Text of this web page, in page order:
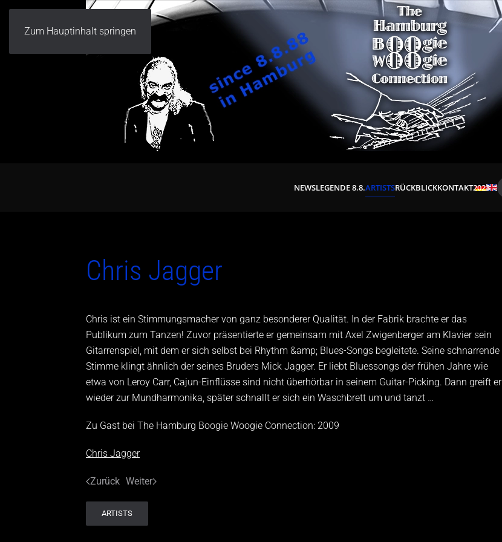
Zum Hauptinhalt springen
NEWSLEGENDE 8.8.ARTISTSRÜCKBLICKKONTAKT2023
Chris Jagger
Chris ist ein Stimmungsmacher von ganz besonderer Qualität. In der Fabrik brachte er das
Publikum zum Tanzen! Zuvor präsentierte er gemeinsam mit Axel Zwigenberger am Klavier sein
Gitarrenspiel, mit dem er sich selbst bei Rhythm &amp; Blues-Songs begleitete. Seine schnarrende
Stimme klingt ähnlich der seines Bruders Mick Jagger. Er liebt Bluessongs der frühen Jahre wie
etwa von Leroy Carr, Cajun-Einflüsse sind nicht überhörbar in seinem Guitar-Picking. Dann greift er
wieder zur Mundharmonika, später schnallt er sich ein Waschbrett um und tanzt …
Zu Gast bei The Hamburg Boogie Woogie Connection: 2009
Chris Jagger
Zurück Weiter
ARTISTS